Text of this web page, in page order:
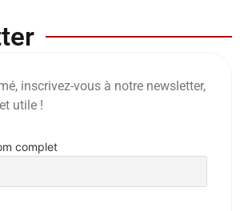
inscrivez-vous à notre newsletter,
utile !
complet